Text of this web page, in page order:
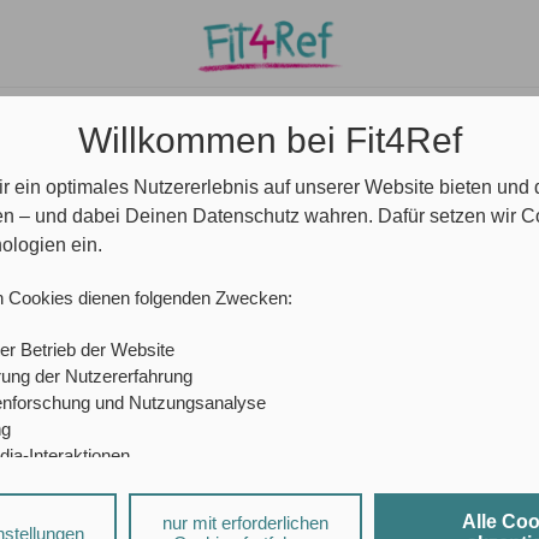
Willkommen bei Fit4Ref
ein optimales Nutzererlebnis auf unserer Website bieten und
– und dabei Deinen Datenschutz wahren. Dafür setzen wir
ein.
Cookies dienen folgenden Zwecken:
Betrieb der Website
der Nutzererfahrung
und Nutzungsanalyse
Interaktionen
Diensten und personalisierter Werbung können durch den jeweiligen
Alle
nur mit erforderlichen
Ansprechpartner*innen Blog
UNTERRICHTSSTÖRUNGEN UMGEHEN
lästigen
17 Minuten
unterschiedlicher sein
einer sorgfältig geplanten Unterrichtsstunde aber trotzdem
mit Unterrichtsstörungen umgehst.
Wir zeigen dir